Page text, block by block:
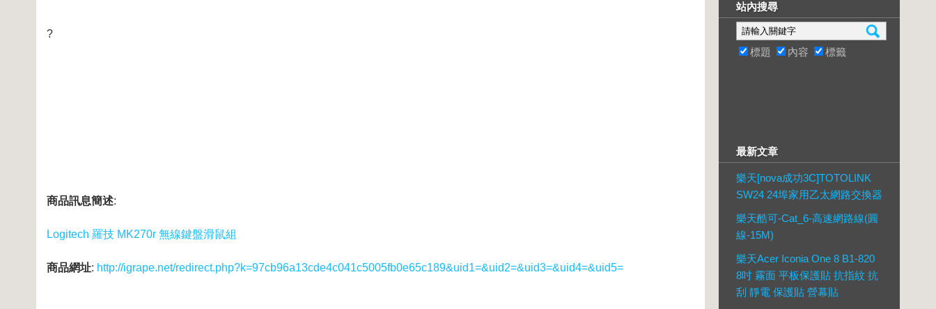
?
商品訊息簡述:
Logitech 羅技 MK270r 無線鍵盤滑鼠組
商品網址: http://igrape.net/redirect.php?k=97cb96a13cde4c041c5005fb0e65c189&uid1=&uid2=&uid3=&uid4=&uid5=
站內搜尋
標題 內容 標籤
最新文章
樂天[nova成功3C]TOTOLINK
SW24 24埠家用乙太網路交換器
樂天酷可-Cat_6-高速網路線(圓
線-15M)
樂天Acer Iconia One 8 B1-820
8吋 霧面 平板保護貼 抗指紋 抗
刮 靜電 保護貼 營幕貼